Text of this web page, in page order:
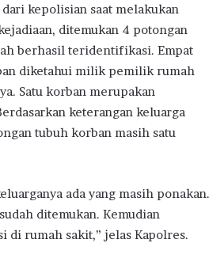
kepolisian saat melakukan
ditemukan 4 potongan
berhasil teridentifikasi. Empat
diketahui milik pemilik rumah
Satu korban merupakan
keterangan keluarga
tubuh korban masih satu
ada yang masih ponakan.
ditemukan. Kemudian
di rumah sakit,” jelas Kapolres.